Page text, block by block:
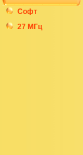
Софт
27 МГц